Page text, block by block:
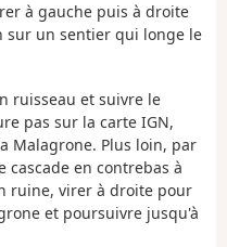
à gauche puis à droite
sur un sentier qui longe le
ruisseau et suivre le
pas sur la carte IGN,
Malagrone. Plus loin, par
en contrebas à
ruine, virer à droite pour
et poursuivre jusqu'à